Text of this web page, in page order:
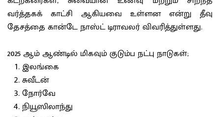
வர்த்தகக் காட்சி ஆகியவை உள்ளன என்று தீவு
தேசத்தை கான்டே நாஸ்ட் டிராவலர் விவரித்துள்ளது.
2025 ஆம் ஆண்டில் மிகவும் குடும்ப நட்பு நாடுகள்;
இலங்கை
சுவீடன்
நோர்வே
நியூஸிலாந்து